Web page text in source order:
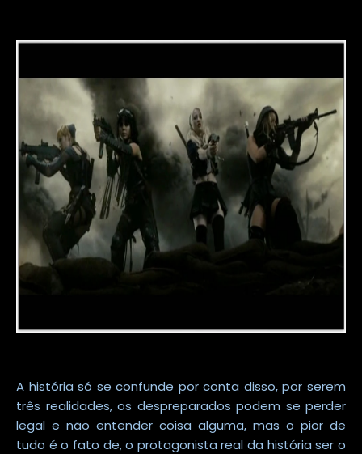
A história só se confunde por conta disso, por serem
três realidades, os despreparados podem se perder
legal e não entender coisa alguma, mas o pior de
tudo é o fato de, o protagonista real da história ser o